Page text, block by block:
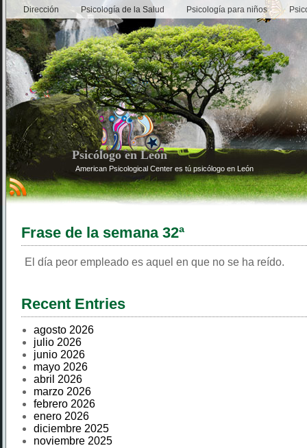
Dirección Psicología de la Salud Psicología para niños
Psicólogo en León
American Psicological Center es tú psicólogo en León
Frase de la semana 32ª
El día peor empleado es aquel en que no se ha reído.
Recent Entries
agosto 2026
julio 2026
junio 2026
mayo 2026
abril 2026
marzo 2026
febrero 2026
enero 2026
diciembre 2025
noviembre 2025